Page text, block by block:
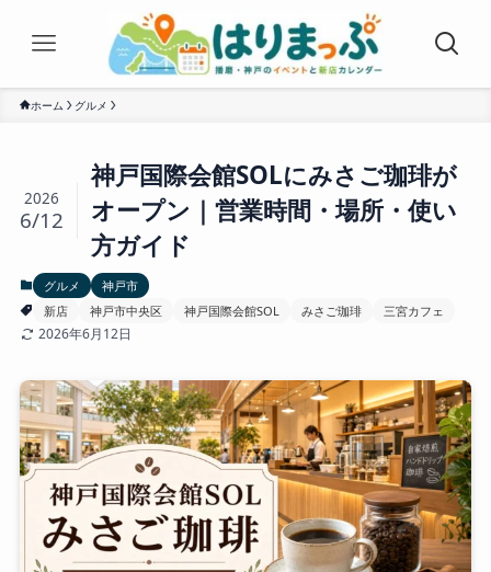
ホーム グルメ
神戸国際会館SOLにみさご珈琲が
オープン｜営業時間・場所・使い
方ガイド
2026
6/12
グルメ
神戸市
新店
神戸市中央区 神戸国際会館SOL みさご珈琲 三宮カフェ
2026年6月12日